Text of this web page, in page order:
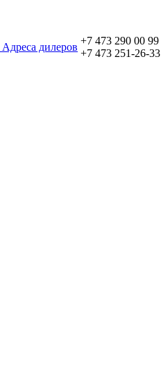
Aдреса дилеров
+7 473 290 00 99
+7 473 251-26-33